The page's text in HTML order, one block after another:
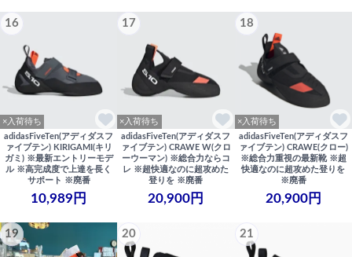
16
×入荷待ち
adidasFiveTen(アディダスフ
ァイブテン) KIRIGAMI(キリ
ガミ) ※最新エントリーモデ
ル ※高完成度で上達を長く
サポート ※廃番
10,989円
17
×入荷待ち
adidasFiveTen(アディダスフ
ァイブテン) CRAWE W(クロ
ーウーマン) ※総合力ならコ
レ ※超快適なのに超攻めた
登りを ※廃番
20,900円
18
×入荷待ち
adidasFiveTen(アディダスフ
ァイブテン) CRAWE(クロー)
※総合力重視の最新靴 ※超
快適なのに超攻めた登りを
※廃番
20,900円
19 20 21